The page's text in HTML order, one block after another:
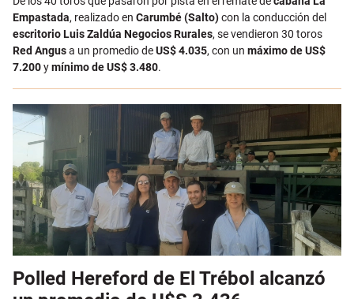
Empastada, realizado en Carumbé (Salto)con la conducción del
escritorio Luis Zaldúa Negocios Rurales, se vendieron 30 toros
Red Angusa un promedio deUS$ 4.035, con un máximo de US$
7.200ymínimo de US$ 3.480.
Polled Hereford de El Trébol alcanzó